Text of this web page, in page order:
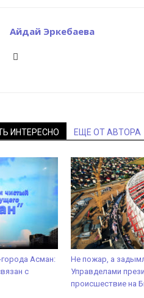
Айдай Эркебаева
ИНТЕРЕСНО ЕЩЕ ОТ АВТОРА
Асман:
с
Не пожар, а
Управделами
происшествие на